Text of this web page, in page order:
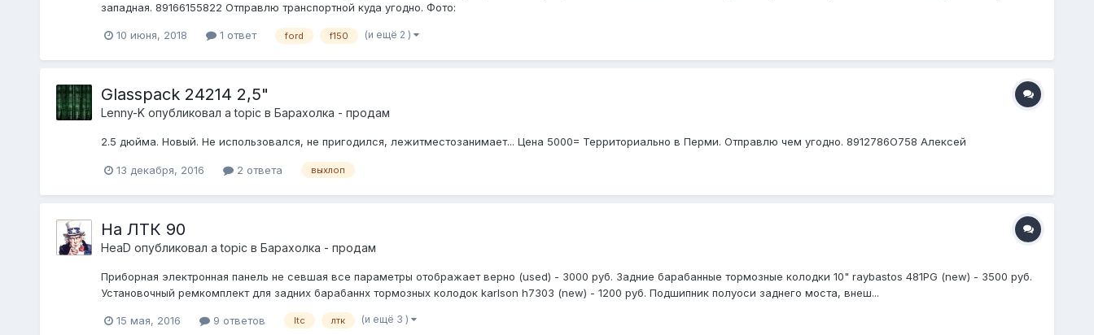
западная. 89166155822 Отправлю транспортной куда угодно. Фото:
10 июня, 2018 1 ответ ford f150 (и ещё 2 )
Glasspack 24214 2,5"
Lenny-Kопубликовал a topic в Барахолка - продам
2.5 дюйма. Новый. Не использовался, не пригодился, лежитместозанимает... Цена 5000= Территориально в Перми. Отправлю чем угодно. 8912786О758 Алексей
13 декабря, 2016 2 ответа выхлоп
На ЛТК 90
HeaD опубликовал a topic в Барахолка - продам
Приборная электронная панель не севшая все параметры отображает верно (used) - 3000 руб. Задние барабанные тормозные колодки 10" raybastos 481PG (new) - 3500 руб.
Установочный ремкомплект для задних барабаннх тормозных колодок karlson h7303 (new) - 1200 руб. Подшипник полуоси заднего моста, внеш...
15 мая, 2016 9 ответов ltc лтк (и ещё 3 )